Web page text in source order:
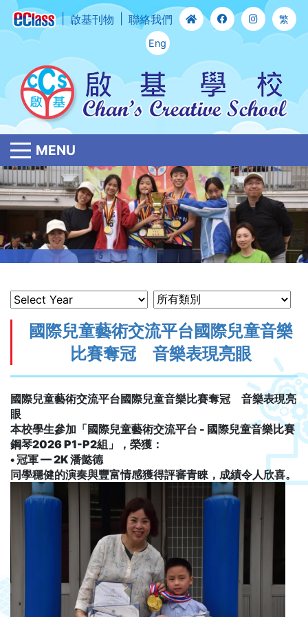
啟基刊物 聯絡我們 繁
Eng
MENU
國際兒童藝術交流平台國際兒童音樂
比賽奪冠 音樂表現亮眼
國際兒童藝術交流平台國際兒童音樂比賽奪冠 音樂表現亮
眼
本校學生參加「國際兒童藝術交流平台 - 國際兒童音樂比賽
鋼琴2026 P1-P2組」，榮獲：
•冠軍— 2K潘懿德
同學穩健的演奏與豐富情感獲得評審青睞，成績令人欣喜。